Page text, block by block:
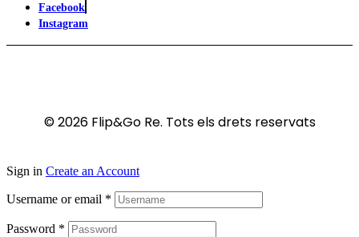
Facebook
Instagram
© 2026 Flip&Go Re. Tots els drets reservats
Sign in Create an Account
Username or email *
Password *